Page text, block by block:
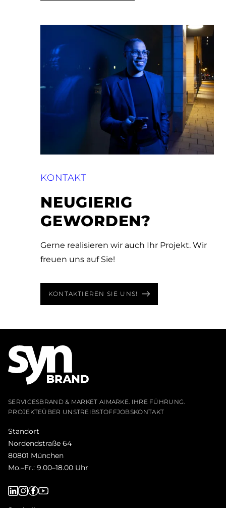
KONTAKT
NEUGIERIG
GEWORDEN?
Gerne realisieren wir auch Ihr Projekt. Wir
freuen uns auf Sie!
KONTAKTIEREN SIE UNS!
SERVICESBRAND & MARKET AI MARKE. IHRE FÜHRUNG.
PROJEKTEÜBER UNSTREIBSTOFFJOBSKONTAKT
Standort
Nordendstraße 64
80801 München
Mo.–Fr.: 9.00–18.00 Uhr